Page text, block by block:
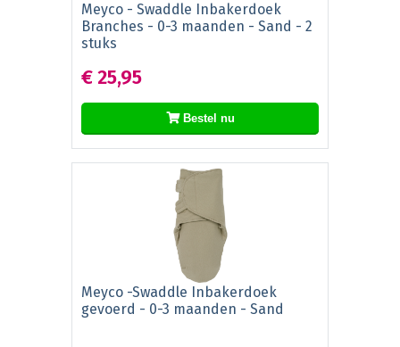
Meyco - Swaddle Inbakerdoek
Branches - 0-3 maanden - Sand - 2
stuks
€ 25,95
Bestel nu
Meyco -Swaddle Inbakerdoek
gevoerd - 0-3 maanden - Sand